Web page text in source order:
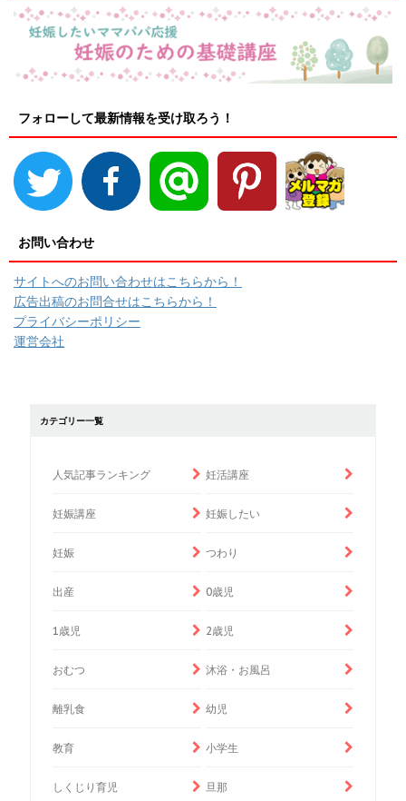
フォローして最新情報を受け取ろう！
お問い合わせ
サイトへのお問い合わせはこちらから！
広告出稿のお問合せはこちらから！
プライバシーポリシー
運営会社
カテゴリー一覧
人気記事ランキング 妊活講座
妊娠講座 妊娠したい
妊娠 つわり
出産 0歳児
1歳児 2歳児
おむつ 沐浴・お風呂
離乳食 幼児
教育 小学生
しくじり育児 旦那